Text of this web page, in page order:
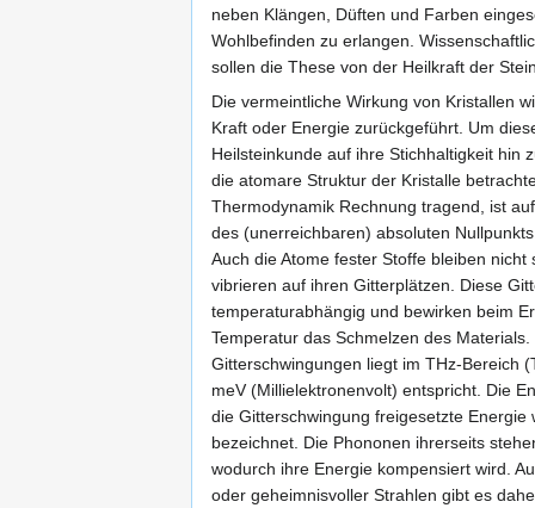
neben Klängen, Düften und Farben
Wohlbefinden zu erlangen.
sollen die These von der Heilkraft der
Die vermeintliche Wirkung von Kristallen
Kraft oder Energie zurückgeführt. Um
Heilsteinkunde auf ihre Stichhaltigkeit hin
die atomare Struktur der Kristalle
Thermodynamik Rechnung tragend, ist
des (unerreichbaren) absoluten
Auch die Atome fester Stoffe bleiben
vibrieren auf ihren Gitterplätzen. Diese
temperaturabhängig und bewirken beim
Temperatur das Schmelzen des
Gitterschwingungen liegt im THz-Bereich
meV (Millielektronenvolt) entspricht. Die
die Gitterschwingung freigesetzte
bezeichnet. Die Phononen ihrerseits
wodurch ihre Energie kompensiert wird.
oder geheimnisvoller Strahlen gibt es